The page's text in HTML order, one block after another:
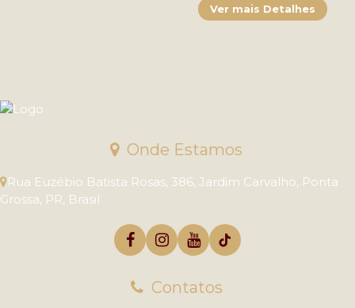
Onde Estamos
Rua Euzébio Batista Rosas, 386, Jardim Carvalho, Ponta
Grossa, PR, Brasil
Contatos